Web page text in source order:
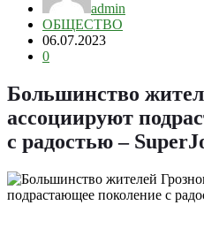
admin
ОБЩЕСТВО
06.07.2023
0
Большинство
ассоциируют
с радостью –